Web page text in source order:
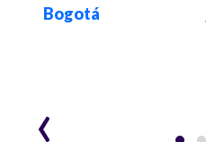
Bogotá
‹